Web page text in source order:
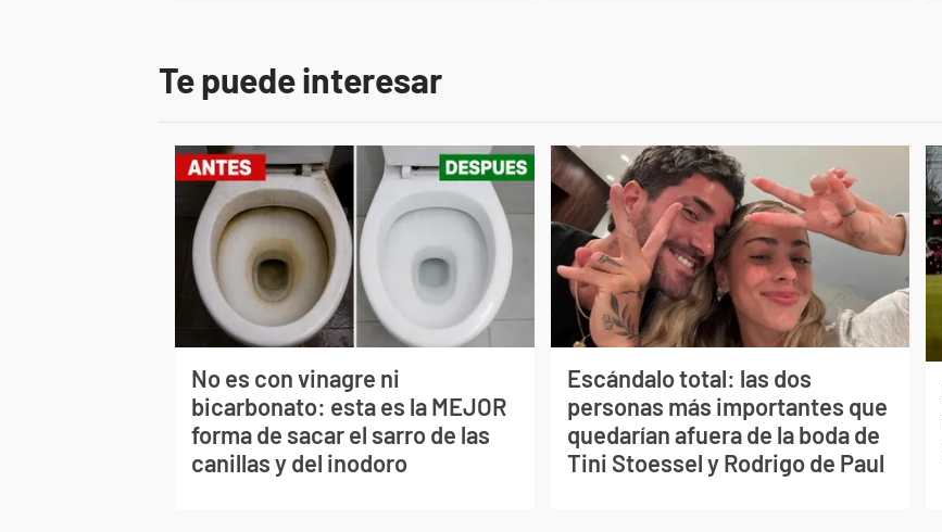
Te puede interesar
No es con vinagre ni
bicarbonato: esta es la MEJOR
forma de sacar el sarro de las
canillas y del inodoro
Escándalo total: las dos
personas más importantes que
quedarían afuera de la boda de
Tini Stoessel y Rodrigo de Paul